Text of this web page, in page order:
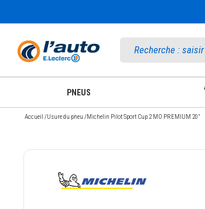
PNEUS
Accueil /Usure du pneu /Michelin Pilot Sport Cup 2 MO PREMIUM 20"